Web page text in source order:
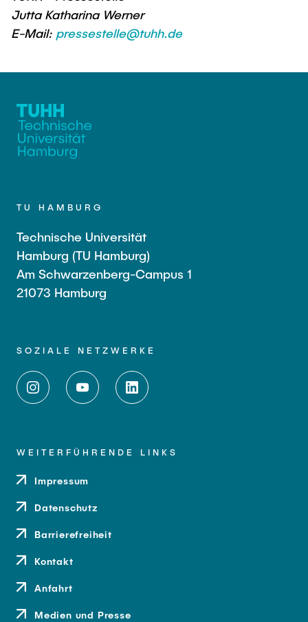
Jutta Katharina Werner
E-Mail: pressestelle@tuhh.de
TU HAMBURG
Technische Universität
Hamburg (TU Hamburg)
Am Schwarzenberg-Campus 1
21073 Hamburg
SOZIALE NETZWERKE
WEITERFÜHRENDE LINKS
Impressum
Datenschutz
Barrierefreiheit
Kontakt
Anfahrt
Medien und Presse